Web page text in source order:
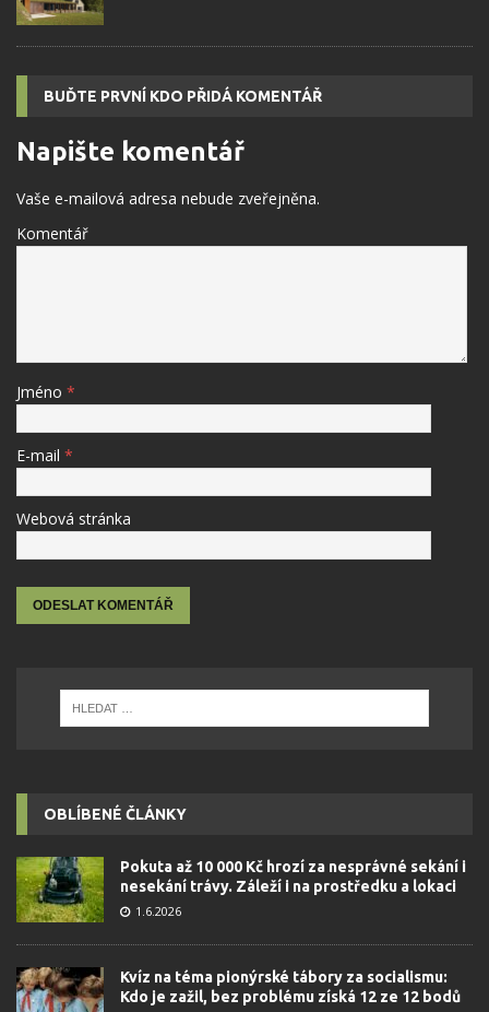
BUĎTE PRVNÍ KDO PŘIDÁ KOMENTÁŘ
Napište komentář
Vaše e-mailová adresa nebude zveřejněna.
Komentář
Jméno *
E-mail *
Webová stránka
OBLÍBENÉ ČLÁNKY
Pokuta až 10 000 Kč hrozí za nesprávné sekání i
nesekání trávy. Záleží i na prostředku a lokaci
1.6.2026
Kvíz na téma pionýrské tábory za socialismu:
Kdo je zažil, bez problému získá 12 ze 12 bodů